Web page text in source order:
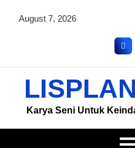
August 7, 2026
Karya Seni Untuk